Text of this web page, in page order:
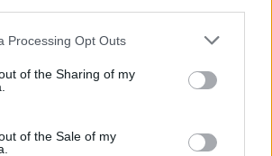
Processing Opt Outs
of the Sharing of my
of the Sale of my
mógł zawieść i na przykład
na przykład 2/3/4 stycznia Proszę
i pomoc, bo odchodzę od
miałam stosunek dlatego
tabletkę anty a o 13 ellaone.
się tego że nie powinnam brać
z ellaone. Później nie brałam
i miałam w tym czasie okres. Po
dni wróciłam do anty, zrobiłam test
jedna kreska. Jestem teraz na 5
metody antykoncepcyjne
przerwatywa